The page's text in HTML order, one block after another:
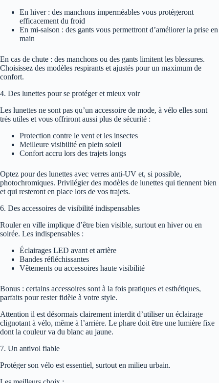
En hiver : des manchons imperméables vous protégeront
efficacement du froid
En mi-saison : des gants vous permettront d’améliorer la prise en
main
En cas de chute : des manchons ou des gants limitent les blessures.
Choisissez des modèles respirants et ajustés pour un maximum de
confort.
4. Des lunettes pour se protéger et mieux voir
Les lunettes ne sont pas qu’un accessoire de mode, à vélo elles sont
très utiles et vous offriront aussi plus de sécurité :
Protection contre le vent et les insectes
Meilleure visibilité en plein soleil
Confort accru lors des trajets longs
Optez pour des lunettes avec verres anti-UV et, si possible,
photochromiques. Privilégier des modèles de lunettes qui tiennent bien
et qui resteront en place lors de vos trajets.
6. Des accessoires de visibilité indispensables
Rouler en ville implique d’être bien visible, surtout en hiver ou en
soirée. Les indispensables :
Éclairages LED avant et arrière
Bandes réfléchissantes
Vêtements ou accessoires haute visibilité
Bonus : certains accessoires sont à la fois pratiques et esthétiques,
parfaits pour rester fidèle à votre style.
Attention il est désormais clairement interdit d’utiliser un éclairage
clignotant à vélo, même à l’arrière. Le phare doit être une lumière fixe
dont la couleur va du blanc au jaune.
7. Un antivol fiable
Protéger son vélo est essentiel, surtout en milieu urbain.